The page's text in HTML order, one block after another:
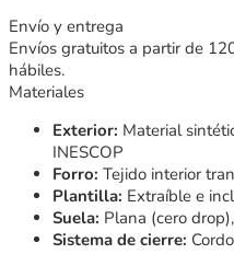
Envío y entrega
Envíos gratuitos a partir de
hábiles.
Materiales
Exterior: Material
INESCOP
Forro: Tejido interior
Plantilla: Extraíble e
Suela: Plana (cero
Sistema de cierre: